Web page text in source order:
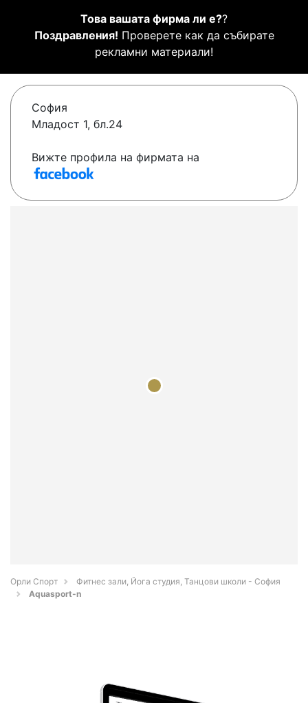
Това вашата фирма ли е??
Поздравления! Проверете как да събирате
рекламни материали!
София
Младост 1, бл.24
Вижте профила на фирмата на
Орли Спорт
Фитнес зали, Йога студия, Танцови школи - София
Aquasport-n